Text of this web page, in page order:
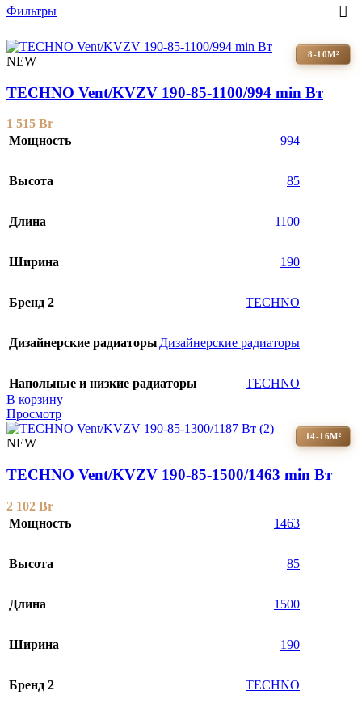
Фильтры
8-10М²
NEW
TECHNO Vent/KVZV 190-85-1100/994 min Вт
1 515 Br
Мощность
994
Высота 85
Длина 1100
Ширина 190
Бренд 2 TECHNO
Дизайнерские радиаторы Дизайнерские радиаторы
Напольные и низкие радиаторы
TECHNO
В корзину
Просмотр
14-16М²
NEW
TECHNO Vent/KVZV 190-85-1500/1463 min Вт
2 102 Br
Мощность
1463
Высота 85
Длина 1500
Ширина 190
Бренд 2 TECHNO